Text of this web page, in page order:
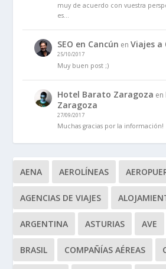
muy de acuerdo con vuestra
es…
SEO en Cancún enViajes a
25/10/2017
Muy buen post ;)
Hotel Barato Zaragoza en
Zaragoza
27/09/2017
Muchas gracias por la información!
AENA AEROLÍNEAS
AGENCIAS DE VIAJES
ARGENTINA ASTURIAS AVE
BRASIL COMPAÑÍAS AÉREAS